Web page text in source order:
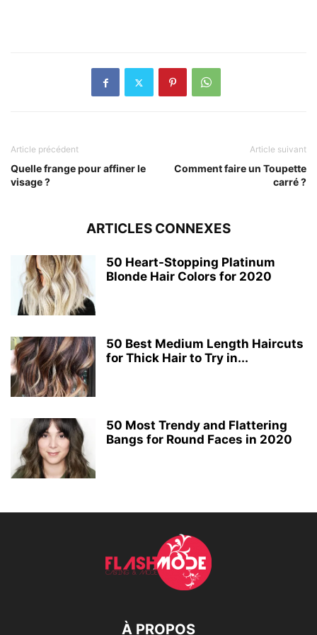
Article précédent
Quelle frange pour affiner le
visage ?
Article suivant
Comment faire un Toupette
carré ?
ARTICLES CONNEXES
50 Heart-Stopping Platinum
Blonde Hair Colors for 2020
50 Best Medium Length Haircuts
for Thick Hair to Try in...
50 Most Trendy and Flattering
Bangs for Round Faces in 2020
À PROPOS